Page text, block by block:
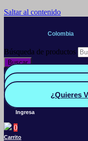
Saltar al contenido
Colombia
Búsqueda de productos
Buscar
¿Quieres
Ingresa
0
Carrito